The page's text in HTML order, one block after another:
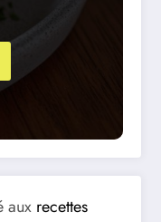
aux recettes